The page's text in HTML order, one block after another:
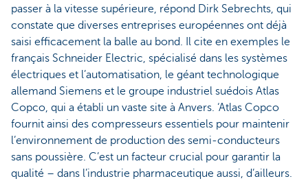
passer à la vitesse supérieure, répond Dirk Sebrechts, qui
constate que diverses entreprises européennes ont déjà
saisi efficacement la balle au bond. Il cite en exemples le
français Schneider Electric, spécialisé dans les systèmes
électriques et l’automatisation, le géant technologique
allemand Siemens et le groupe industriel suédois Atlas
Copco, qui a établi un vaste site à Anvers. ‘Atlas Copco
fournit ainsi des compresseurs essentiels pour maintenir
l’environnement de production des semi-conducteurs
sans poussière. C’est un facteur crucial pour garantir la
qualité – dans l’industrie pharmaceutique aussi, d’ailleurs.